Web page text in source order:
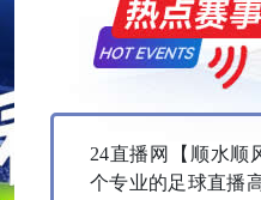
24直播网【‌顺水顺
个专业的足球直播